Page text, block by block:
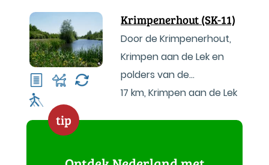
Krimpenerhout (SK-11)
Door de Krimpenerhout,
Krimpen aan de Lek en
polders van de
Krimpenerwaard
17 km, Krimpen aan de Lek
tip